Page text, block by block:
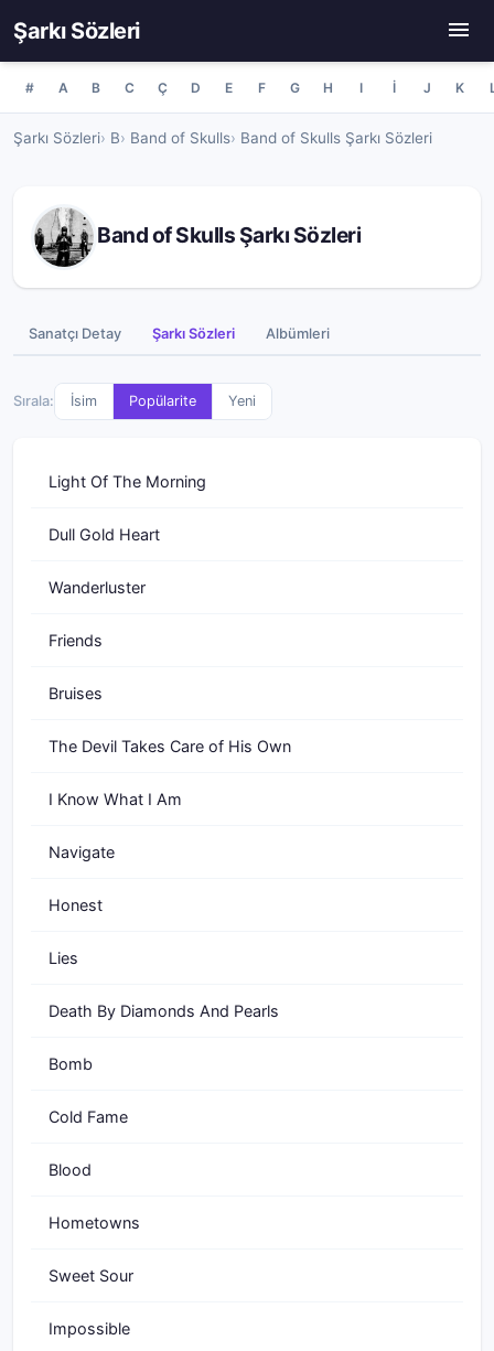
Şarkı Sözleri
# A B C Ç D E F G H I İ J K
Şarkı Sözleri B Band of Skulls Band of Skulls Şarkı Sözleri
Band of Skulls Şarkı Sözleri
Sanatçı Detay Şarkı Sözleri Albümleri
Sırala: İsim Popülarite Yeni
Light Of The Morning
Dull Gold Heart
Wanderluster
Friends
Bruises
The Devil Takes Care of His Own
I Know What I Am
Navigate
Honest
Lies
Death By Diamonds And Pearls
Bomb
Cold Fame
Blood
Hometowns
Sweet Sour
Impossible